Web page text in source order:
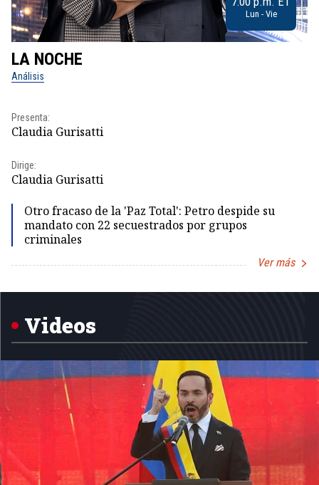
Lun - Vie
LA NOCHE
Análisis
Presenta:
Claudia Gurisatti
Dirige:
Claudia Gurisatti
Otro fracaso de la 'Paz Total': Petro despide su
mandato con 22 secuestrados por grupos
criminales
Ver más
1
Videos